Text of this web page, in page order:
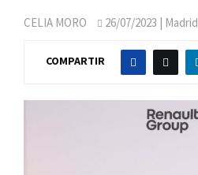
CELIA MORO 26/07/2023 | Madrid
COMPARTIR